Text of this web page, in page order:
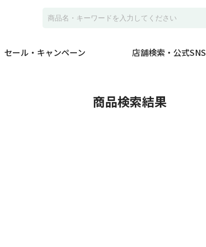
セール・キャンペーン 店舗検索・公式SNS
商品検索結果